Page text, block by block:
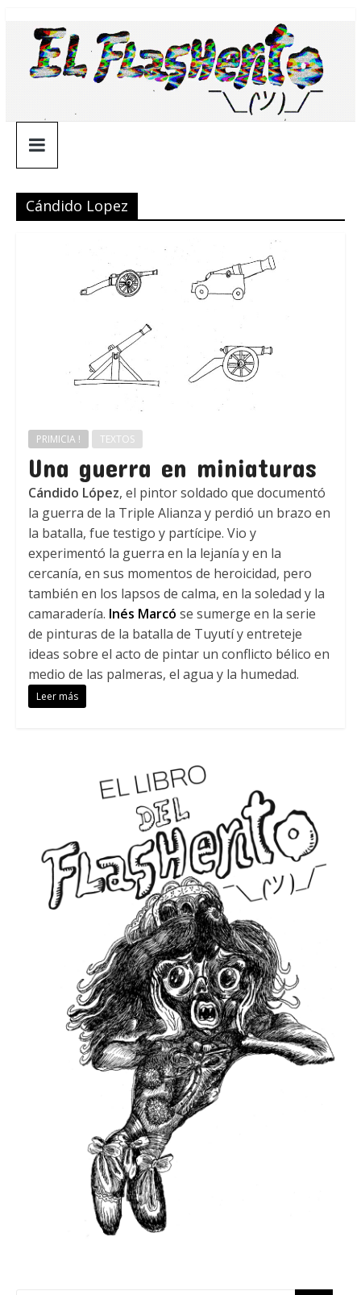
contenido
¯\_(ツ)_/
¯
Cándido Lopez
PRIMICIA ! TEXTOS
Una guerra en miniaturas
Cándido López, el pintor soldado que documentó
la guerra de la Triple Alianza y perdió un brazo en
la batalla, fue testigo y partícipe. Vio y
experimentó la guerra en la lejanía y en la
cercanía, en sus momentos de heroicidad, pero
también en los lapsos de calma, en la soledad y la
camaradería. Inés Marcó se sumerge en la serie
de pinturas de la batalla de Tuyutí y entreteje
ideas sobre el acto de pintar un conflicto bélico en
medio de las palmeras, el agua y la humedad.
Leer más